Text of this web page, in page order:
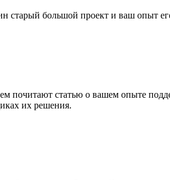
старый большой проект и ваш опыт
почитают статью о вашем опыте
их решения.